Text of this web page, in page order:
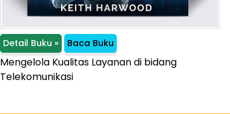
Detail Buku » Baca Buku
Mengelola Kualitas Layanan di bidang
Telekomunikasi